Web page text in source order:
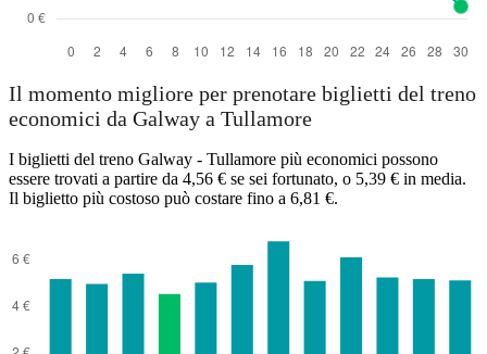
Il momento migliore per prenotare biglietti del treno
economici da Galway a Tullamore
I biglietti del treno Galway - Tullamore più economici possono
essere trovati a partire da 4,56 € se sei fortunato, o 5,39 € in media.
Il biglietto più costoso può costare fino a 6,81 €.